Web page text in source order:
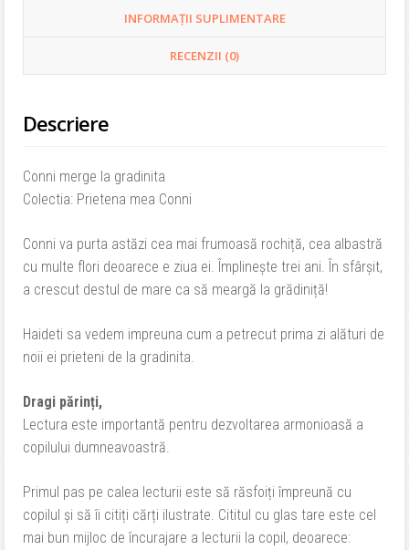
INFORMAȚII SUPLIMENTARE
RECENZII (0)
Descriere
Conni merge la gradinita
Colectia: Prietena mea Conni
Conni va purta astăzi cea mai frumoasă rochiță, cea albastră
cu multe flori deoarece e ziua ei. Împlinește trei ani. În sfârșit,
a crescut destul de mare ca să meargă la grădiniță!
Haideti sa vedem impreuna cum a petrecut prima zi alături de
noii ei prieteni de la gradinita.
Dragi părinți,
Lectura este importantă pentru dezvoltarea armonioasă a
copilului dumneavoastră.
Primul pas pe calea lecturii este să răsfoiți împreună cu
copilul și să îi citiți cărți ilustrate. Cititul cu glas tare este cel
mai bun mijloc de încurajare a lecturii la copil, deoarece: